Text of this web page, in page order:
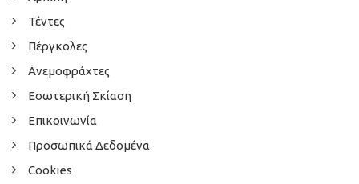
Τέντες
Πέργκολες
Ανεμοφράχτες
Εσωτερική Σκίαση
Επικοινωνία
Προσωπικά Δεδομένα
Cookies